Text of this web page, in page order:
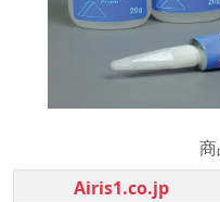
Airis1.co.jp